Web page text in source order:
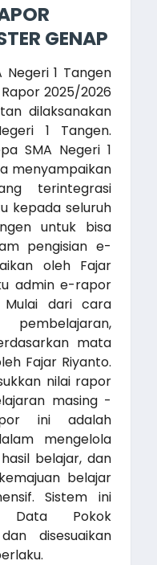
GENAP
Negeri 1 Tangen
2025/2026
dilaksanakan
1 Tangen.
SMA Negeri 1
menyampaikan
terintegrasi
kepada seluruh
untuk bisa
pengisian e-
oleh Fajar
admin e-rapor
Mulai dari cara
mata
Fajar Riyanto.
nilai rapor
masing -
ini adalah
mengelola
belajar, dan
belajar
Sistem ini
Data Pokok
disesuaikan